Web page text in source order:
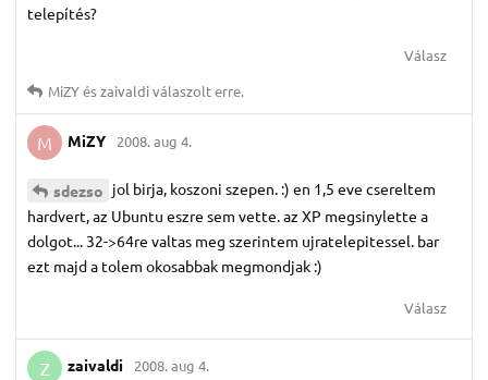
telepítés?
Válasz
MiZYészaivaldiválaszolt erre.
M MiZY 2008. aug 4.
sdezso jol birja, koszoni szepen. :) en 1,5 eve csereltem
hardvert, az Ubuntu eszre sem vette. az XP megsinylette a
dolgot... 32->64re valtas meg szerintem ujratelepitessel. bar
ezt majd a tolem okosabbak megmondjak :)
Válasz
Z zaivaldi 2008. aug 4.